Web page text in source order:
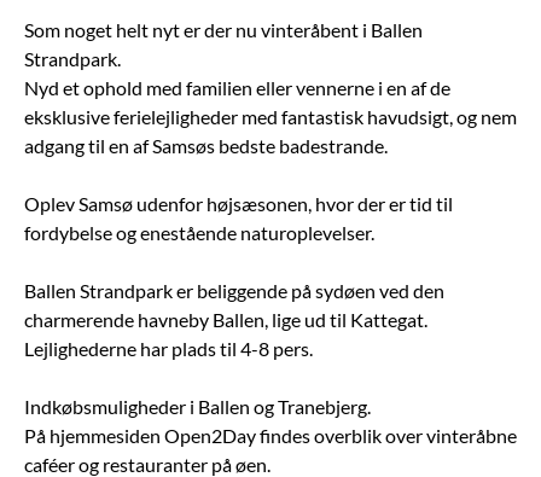
Som noget helt nyt er der nu vinteråbent i Ballen
Strandpark.
Nyd et ophold med familien eller vennerne i en af de
eksklusive ferielejligheder med fantastisk havudsigt, og nem
adgang til en af Samsøs bedste badestrande.
Oplev Samsø udenfor højsæsonen, hvor der er tid til
fordybelse og enestående naturoplevelser.
Ballen Strandpark er beliggende på sydøen ved den
charmerende havneby Ballen, lige ud til Kattegat.
Lejlighederne har plads til 4-8 pers.
Indkøbsmuligheder i Ballen og Tranebjerg.
På hjemmesiden Open2Day findes overblik over vinteråbne
caféer og restauranter på øen.